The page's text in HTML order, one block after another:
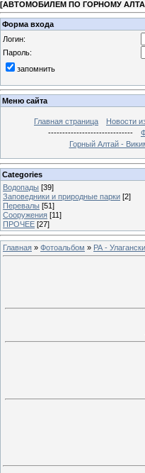
[АВТОМОБИЛЕМ ПО ГОРНОМУ
Форма входа
Логин:
Пароль:
запомнить
Меню сайта
Главная страница Новости
------------------------------
Горный Алтай -
Categories
Водопады [39]
Заповедники и природные парки [2]
Перевалы [51]
Сооружения [11]
ПРОЧЕЕ [27]
Главная » Фотоальбом » РА -